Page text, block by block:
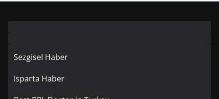
Sezgisel Haber
Isparta Haber